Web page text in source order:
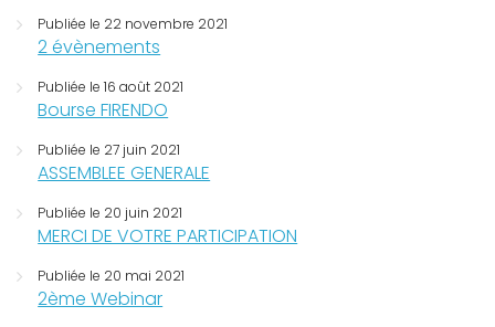
Publiée le 22 novembre 2021
2 évènements
Publiée le 16 août 2021
Bourse FIRENDO
Publiée le 27 juin 2021
ASSEMBLEE GENERALE
Publiée le 20 juin 2021
MERCI DE VOTRE PARTICIPATION
Publiée le 20 mai 2021
2ème Webinar